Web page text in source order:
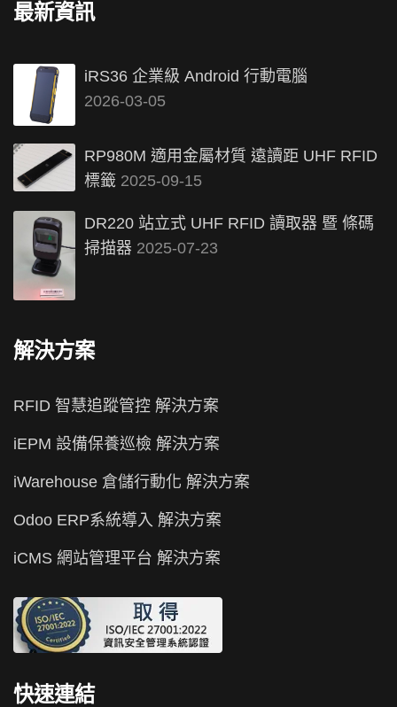
最新資訊
iRS36 企業級 Android 行動電腦
2026-03-05
RP980M 適用金屬材質 遠讀距 UHF RFID
標籤 2025-09-15
DR220 站立式 UHF RFID 讀取器 暨 條碼
掃描器 2025-07-23
解決方案
RFID 智慧追蹤管控 解決方案
iEPM 設備保養巡檢 解決方案
iWarehouse 倉儲行動化 解決方案
Odoo ERP系統導入 解決方案
iCMS 網站管理平台 解決方案
快速連結